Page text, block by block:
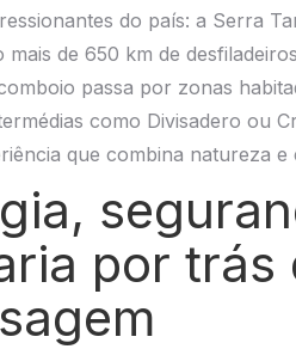
do país: a Serra
de 650 km de
passa por zonas
como Divisadero ou
que combina natureza e
por